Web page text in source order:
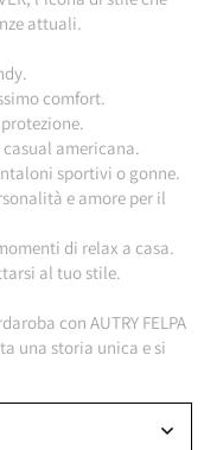
attuali.
comfort.
americana.
sportivi o gonne.
e amore per il
di relax a casa.
al tuo stile.
con AUTRY FELPA
una storia unica e si